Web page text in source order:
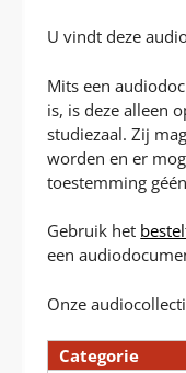
U vindt deze
Mits een
is, is deze alleen
studiezaal. Zij mag
worden en er
toestemming
Gebruik het
een
Onze
Categorie